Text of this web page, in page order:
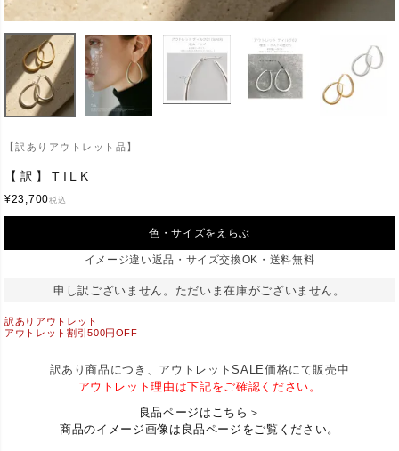
【訳ありアウトレット品】
【訳】TILK
¥23,700税込
色・サイズをえらぶ
イメージ違い返品・サイズ交換OK・送料無料
申し訳ございません。ただいま在庫がございません。
訳ありアウトレット
アウトレット割引500円OFF
訳あり商品につき、アウトレットSALE価格にて販売中
アウトレット理由は下記をご確認ください。
良品ページはこちら＞
商品のイメージ画像は良品ページをご覧ください。